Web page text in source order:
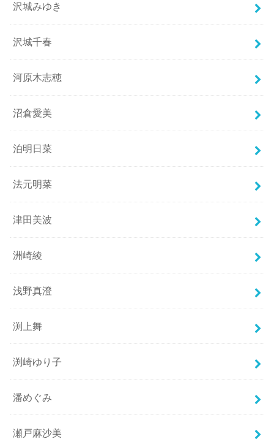
沢城みゆき
沢城千春
河原木志穂
沼倉愛美
泊明日菜
法元明菜
津田美波
洲崎綾
浅野真澄
渕上舞
渕崎ゆり子
潘めぐみ
瀬戸麻沙美